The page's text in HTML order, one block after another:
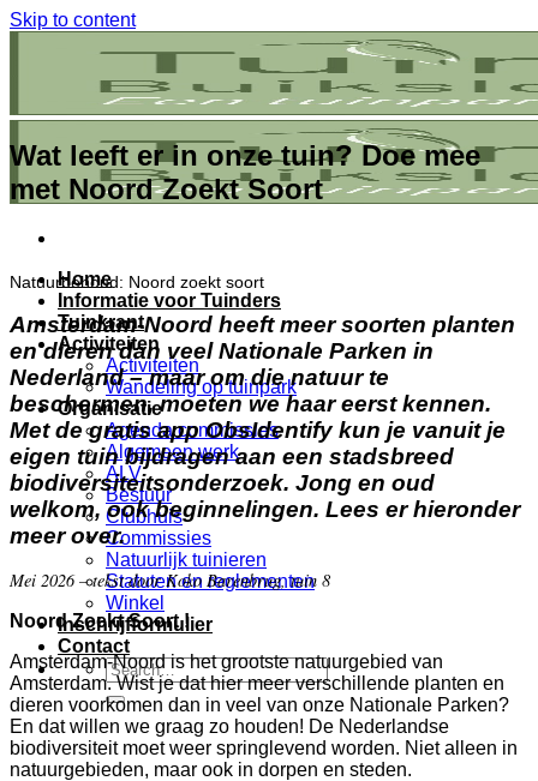
Skip to content
Home
Informatie voor Tuinders
Tuinkrant
Activiteiten
Activiteiten
Wandeling op tuinpark
Organisatie
Agenda commissies
Algemeen werk
ALV
Bestuur
Clubhuis
Commissies
Natuurlijk tuinieren
Statuten en reglementen
Winkel
Inschrijfformulier
Contact
Wat leeft er in onze tuin? Doe mee
met Noord Zoekt Soort
Natuurbehoud: Noord zoekt soort
Amsterdam-Noord heeft meer soorten planten
en dieren dan veel Nationale Parken in
Nederland – maar om die natuur te
beschermen, moeten we haar eerst kennen.
Met de gratis app ObsIdentify kun je vanuit je
eigen tuin bijdragen aan een stadsbreed
biodiversiteitsonderzoek. Jong en oud
welkom, ook beginnelingen. Lees er hieronder
meer over.
Mei 2026 – tekst door Koko Barenbrug, tuin 8
Noord Zoekt Soort !
Amsterdam-Noord is het grootste natuurgebied van
Amsterdam. Wist je dat hier meer verschillende planten en
dieren voorkomen dan in veel van onze Nationale Parken?
En dat willen we graag zo houden! De Nederlandse
biodiversiteit moet weer springlevend worden. Niet alleen in
natuurgebieden, maar ook in dorpen en steden.